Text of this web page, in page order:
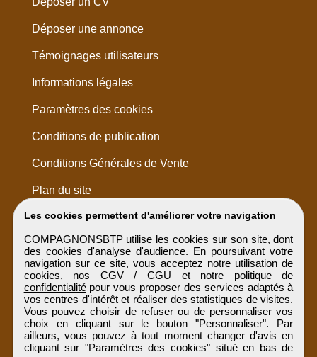
Les cookies permettent d'améliorer votre navigation
COMPAGNONSBTP utilise les cookies sur son site, dont
des cookies d'analyse d'audience. En poursuivant votre
navigation sur ce site, vous acceptez notre utilisation de
cookies, nos CGV / CGU et notre politique de
confidentialitépour vous proposer des services adaptés à
vos centres d'intérêt et réaliser des statistiques de visites.
Vous pouvez choisir de refuser ou de personnaliser vos
choix en cliquant sur le bouton "Personnaliser". Par
ailleurs, vous pouvez à tout moment changer d'avis en
cliquant sur "Paramètres des cookies" situé en bas de
Déposer une annonce
Témoignages utilisateurs
Informations légales
Paramètres des cookies
Conditions de publication
Conditions Générales de Vente
Plan du site